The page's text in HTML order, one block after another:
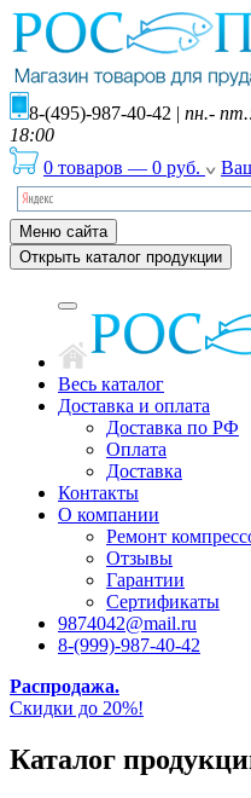
8-(495)-987-40-42 | пн.-
18:00
0 товаров — 0 руб.
Меню сайта
Открыть каталог продукции
Весь каталог
Доставка и оплата
Доставка по РФ
Оплата
Доставка
Контакты
О компании
Ремонт
Отзывы
Гарантии
Сертификаты
9874042@mail.ru
8-(999)-987-40-42
Распродажа.
Скидки до 20%!
Каталог